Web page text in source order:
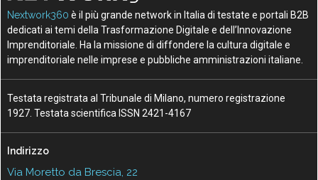
Nextwork360 è il più grande network in Italia di testate e portali B2B
dedicati ai temi della Trasformazione Digitale e dell’Innovazione
Imprenditoriale. Ha la missione di diffondere la cultura digitale e
imprenditoriale nelle imprese e pubbliche amministrazioni italiane.
Testata registrata al Tribunale di Milano, numero registrazione
1927. Testata scientifica ISSN 2421-4167
Indirizzo
Via Moretto da Brescia, 22